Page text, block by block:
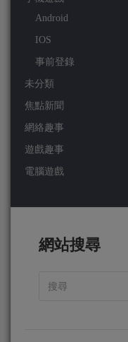
Android
IOS
事前登錄
未分類
焦點新聞
網絡趣事
遊戲趣事
電腦遊戲
網站搜尋